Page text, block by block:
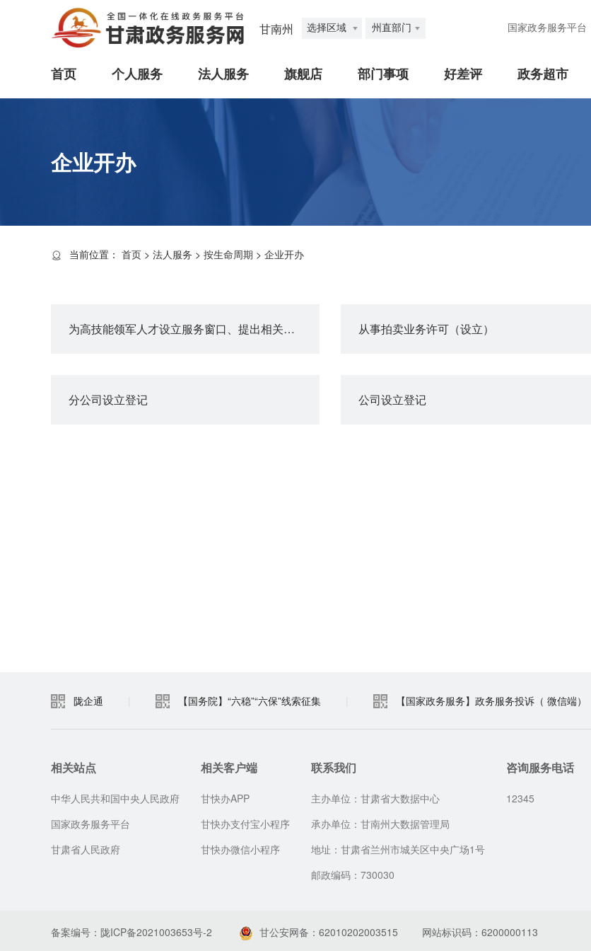
甘南州 选择区域 州直部门 国家政务服务平台
首页 个人服务 法人服务 旗舰店 部门事项 好差评 政务超市
企业开办
当前位置： 首页 > 法人服务 > 按生命周期 > 企业开办
为高技能领军人才设立服务窗口、提出相关服务申请 从事拍卖业务许可（设立）
分公司设立登记 公司设立登记
陇企通 【国务院】“六稳”“六保”线索征集 【国家政务服务】政务服务投诉（ 微信端）
相关站点
中华人民共和国中央人民政府
国家政务服务平台
甘肃省人民政府
相关客户端
甘快办APP
甘快办支付宝小程序
甘快办微信小程序
联系我们
主办单位：甘肃省大数据中心
承办单位：甘南州大数据管理局
地址：甘肃省兰州市城关区中央广场1号
邮政编码：730030
咨询服务电话
12345
备案编号：陇ICP备2021003653号-2 甘公安网备：62010202003515 网站标识码：6200000113